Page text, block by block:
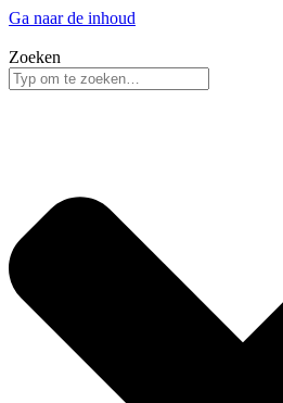
Ga naar de inhoud
Zoeken